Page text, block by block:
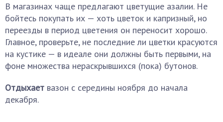
В магазинах чаще предлагают цветущие азалии. Не
бойтесь покупать их — хоть цветок и капризный, но
переезды в период цветения он переносит хорошо.
Главное, проверьте, не последние ли цветки красуются
на кустике — в идеале они должны быть первыми, на
фоне множества нераскрывшихся (пока) бутонов.
Отдыхает вазон с середины ноября до начала
декабря.